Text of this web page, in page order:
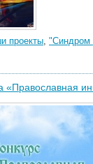
проекты, "Синдром
«Православная